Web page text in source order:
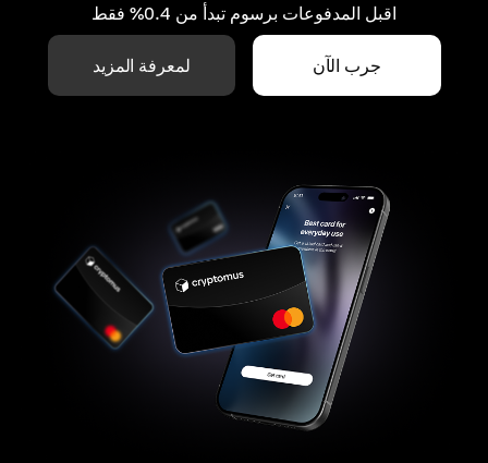
اقبل المدفوعات برسوم تبدأ من 0.4% فقط
جرب الآن لمعرفة المزيد